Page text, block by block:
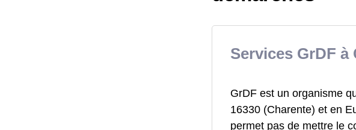
Services GrDF
GrDF est un organisme
16330 (Charente) et en
permet pas de mettre le